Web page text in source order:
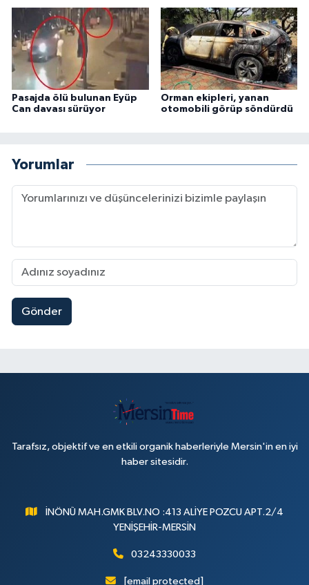
Pasajda ölü bulunan Eyüp
Can davası sürüyor
Orman ekipleri, yanan
otomobili görüp söndürdü
Yorumlar
Gönder
Tarafsız, objektif ve en etkili organik haberleriyle Mersin'in en iyi
haber sitesidir.
İNÖNÜ MAH.GMK BLV.NO :413 ALİYE POZCU APT.2/4
YENİŞEHİR-MERSİN
03243330033
[email protected]